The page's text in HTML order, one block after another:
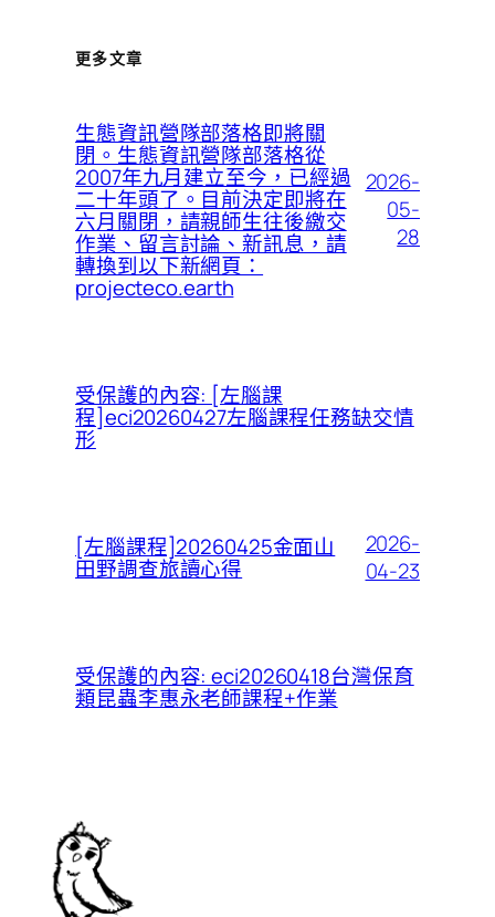
更多文章
生態資訊營隊部落格即將關
閉。生態資訊營隊部落格從
2007年九月建立至今，已經過
二十年頭了。目前決定即將在
六月關閉，請親師生往後繳交
作業、留言討論、新訊息，請
轉換到以下新網頁：
projecteco.earth
2026-
05-
28
受保護的內容: [左腦課
程]eci20260427左腦課程任務缺交情
形
[左腦課程]20260425金面山
田野調查旅讀心得
2026-
04-23
受保護的內容: eci20260418台灣保育
類昆蟲李惠永老師課程+作業